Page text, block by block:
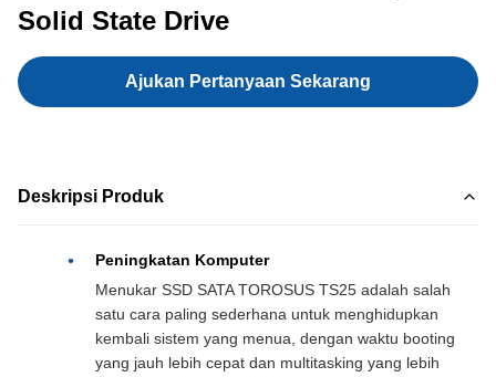
Solid State Drive
Ajukan Pertanyaan Sekarang
Deskripsi Produk
Peningkatan Komputer
Menukar SSD SATA TOROSUS TS25 adalah salah
satu cara paling sederhana untuk menghidupkan
kembali sistem yang menua, dengan waktu booting
yang jauh lebih cepat dan multitasking yang lebih